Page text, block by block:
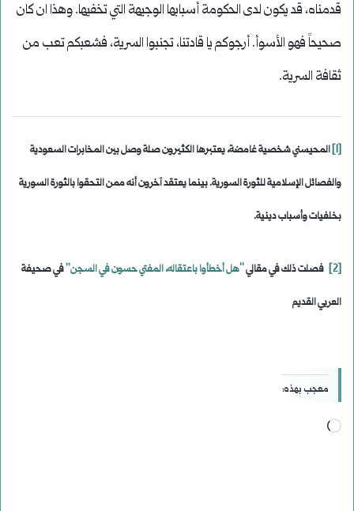
قدمناه، قد يكون لدى الحكومة أسبابها الوجيهة التي تخفيها. وهذا ان كان
صحيحاً فهو الأسوأ. أرجوكم يا قادتنا، تجنبوا السرية، فشعبكم تعب من
ثقافة السرية.
[1] المحيسني شخصية غامضة، يعتبرها الكثيرون صلة وصل بين المخابرات السعودية
والفصائل الإسلامية للثورة السورية. بينما يعتقد آخرون أنه ممن التحقوا بالثورة السورية
بخلفيات وأسباب دينية.
[2] فصلت ذلك في مقالي“هل أخطأوا باعتقاله، المفتي حسون في السجن”في صحيفة
العربي القديم
معجب بهذه:
جاري